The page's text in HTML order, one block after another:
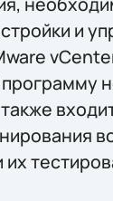
и
программу
также
их